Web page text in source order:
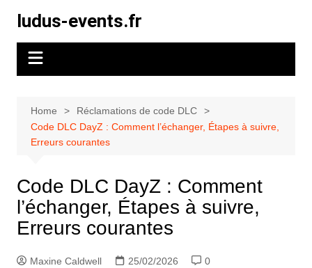
content
ludus-events.fr
Home
Réclamations de code DLC
Code DLC DayZ : Comment l’échanger, Étapes à suivre,
Erreurs courantes
Code DLC DayZ : Comment
l’échanger, Étapes à suivre,
Erreurs courantes
Maxine Caldwell 25/02/2026
0